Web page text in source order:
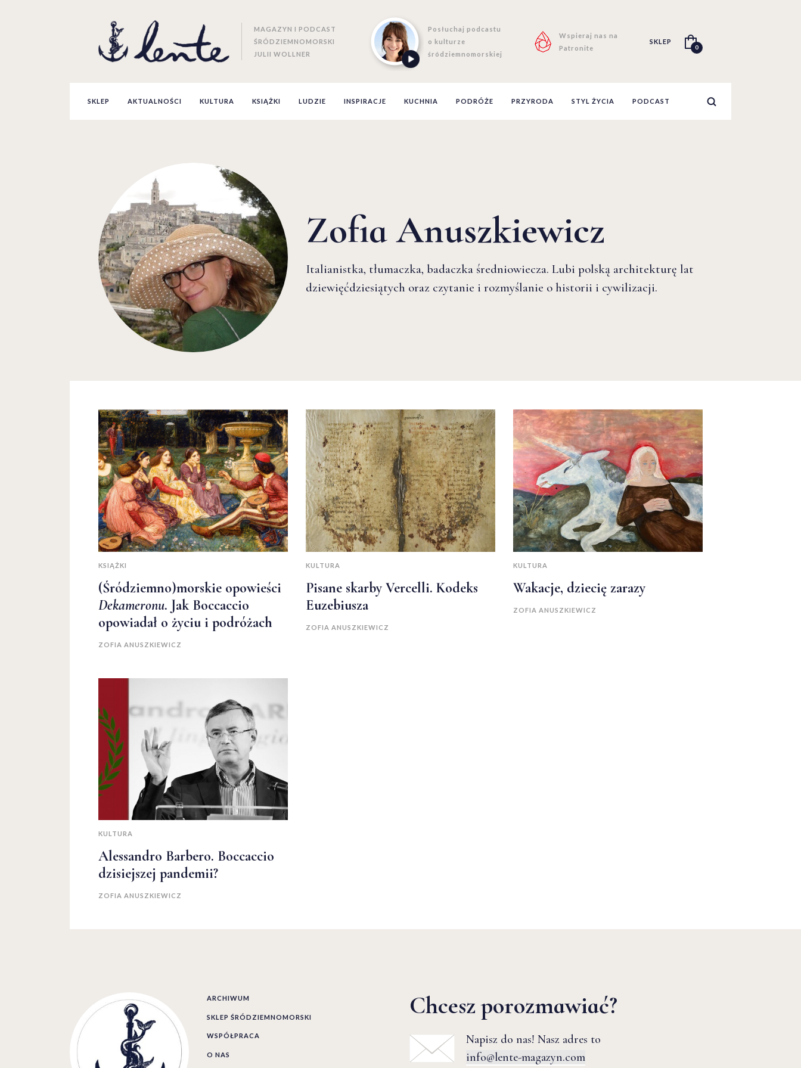
MAGAZYN I PODCAST
ŚRÓDZIEMNOMORSKI
JULII WOLLNER
Posłuchaj podcastu
o kulturze
śródziemnomorskiej
Wspieraj nas na
Patronite
SKLEP
0
SKLEP AKTUALNOŚCI KULTURA KSIĄŻKI LUDZIE INSPIRACJE KUCHNIA PODRÓŻE PRZYRODA STYL ŻYCIA PODCAST
Zofia Anuszkiewicz
Italianistka, tłumaczka, badaczka średniowiecza. Lubi polską architekturę lat
dziewięćdziesiątych oraz czytanie i rozmyślanie o historii i cywilizacji.
KSIĄŻKI
(Śródziemno)morskie opowieści
Dekameronu. Jak Boccaccio
opowiadał o życiu i podróżach
ZOFIA ANUSZKIEWICZ
KULTURA
Pisane skarby Vercelli. Kodeks
Euzebiusza
ZOFIA ANUSZKIEWICZ
KULTURA
Wakacje, dziecię zarazy
ZOFIA ANUSZKIEWICZ
KULTURA
Alessandro Barbero. Boccaccio
dzisiejszej pandemii?
ZOFIA ANUSZKIEWICZ
Chcesz porozmawiać?
Napisz do nas! Nasz adres to
info@lente-magazyn.com
ARCHIWUM
SKLEP ŚRÓDZIEMNOMORSKI
WSPÓŁPRACA
O NAS